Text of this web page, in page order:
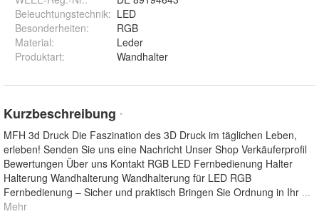
Beleuchtungstechnik: LED
Besonderheiten:
RGB
Material:
Leder
Produktart: Wandhalter
Kurzbeschreibung *
MFH 3d Druck Die Faszination des 3D Druck im täglichen Leben,
erleben! Senden Sie uns eine Nachricht Unser Shop Verkäuferprofil
Bewertungen Über uns Kontakt RGB LED Fernbedienung Halter
Halterung Wandhalterung Wandhalterung für LED RGB
Fernbedienung – Sicher und praktisch Bringen Sie Ordnung in Ihr ...
Mehr